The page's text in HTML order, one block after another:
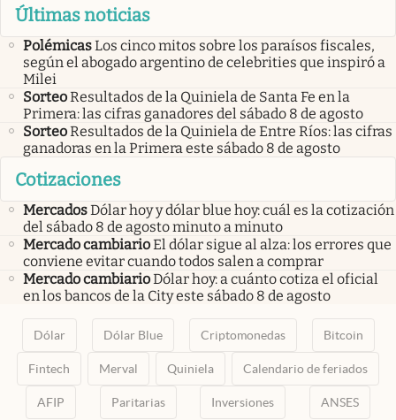
Últimas noticias
PolémicasLos cinco mitos sobre los paraísos fiscales,
según el abogado argentino de celebrities que inspiró a
Milei
SorteoResultados de la Quiniela de Santa Fe en la
Primera: las cifras ganadores del sábado 8 de agosto
SorteoResultados de la Quiniela de Entre Ríos: las cifras
ganadoras en la Primera este sábado 8 de agosto
Cotizaciones
MercadosDólar hoy y dólar blue hoy: cuál es la cotización
del sábado 8 de agosto minuto a minuto
Mercado cambiarioEl dólar sigue al alza: los errores que
conviene evitar cuando todos salen a comprar
Mercado cambiarioDólar hoy: a cuánto cotiza el oficial
en los bancos de la City este sábado 8 de agosto
Dólar Dólar Blue Criptomonedas Bitcoin
Fintech Merval Quiniela Calendario de feriados
AFIP Paritarias Inversiones ANSES